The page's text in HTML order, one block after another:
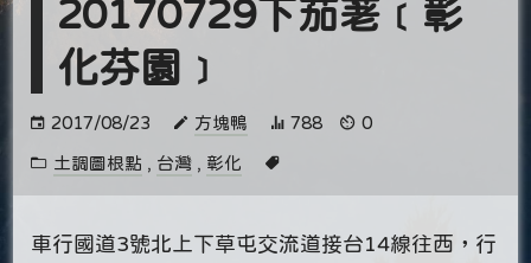
20170729下茄荖﹝彰
化芬園﹞
2017/08/23 方塊鴨 788 0
土調圖根點 , 台灣 , 彰化
車行國道3號北上下草屯交流道接台14線往西，行